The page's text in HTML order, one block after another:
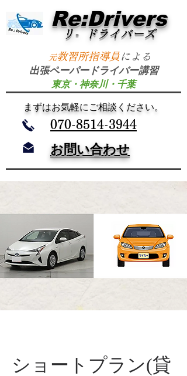
Re:Drivers
リ- ドライバーズ
元教習所指導員による
出張ペーパードライバー講習
東京・神奈川・千葉
​まずはお気軽にご相談ください。
​070-8514-3944
お問い合わせ
ショートプラン(貸